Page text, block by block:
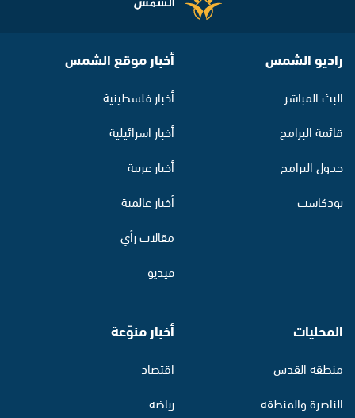
راديو الشمس
البث المباشر
قائمة البرامج
جدول البرامج
بودكاست
أخبار موقع الشمس
أخبار فلسطينية
أخبار اسرائيلية
أخبار عربية
أخبار عالمية
مقالات رأي
فيديو
المحليات
منطقة القدس
الناصرة والمنطقة
أخبار منوّعة
اقتصاد
رياضة